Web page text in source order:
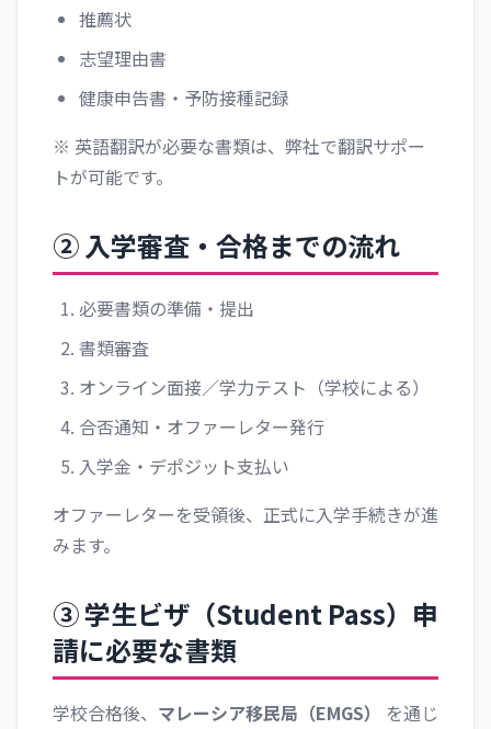
推薦状
志望理由書
健康申告書・予防接種記録
※ 英語翻訳が必要な書類は、弊社で翻訳サポー
トが可能です。
② 入学審査・合格までの流れ
必要書類の準備・提出
書類審査
オンライン面接／学力テスト（学校による）
合否通知・オファーレター発行
入学金・デポジット支払い
オファーレターを受領後、正式に入学手続きが進
みます。
③ 学生ビザ（Student Pass）申
請に必要な書類
学校合格後、 マレーシア移民局（EMGS）
を通じ